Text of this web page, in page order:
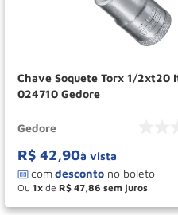
Chave Soquete Torx 1/2xt20
024710 Gedore
Gedore
R$ 42,90à vista
Ou 1 de R$ 47,86
＋
－